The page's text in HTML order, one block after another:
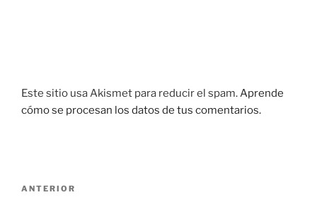
Este sitio usa Akismet para reducir el spam.Aprende
cómo se procesan los datos de tus comentarios.
Navegación
Entrada
ANTERIOR